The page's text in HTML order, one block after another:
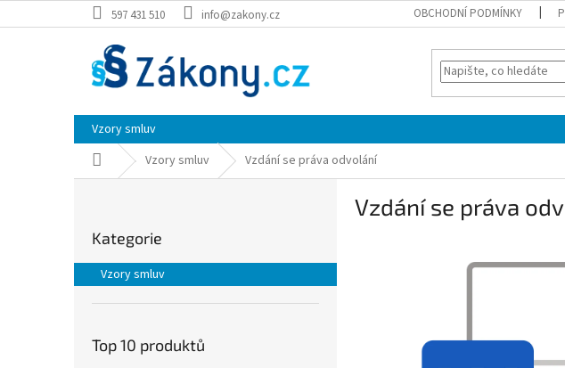
na
597 431 510 info@zakony.cz OBCHODNÍ PODMÍNKY
Vzory smluv
Domů Vzory smluv Vzdání se práva odvolání
r
a
kategorie
Kategorie
Vzory smluv
Top 10 produktů
Vzdání se práva